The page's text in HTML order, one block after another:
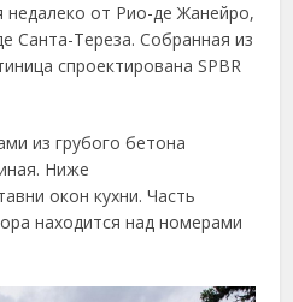
недалеко от Рио-де Жанейро,
Санта-Тереза. Собранная из
спроектирована SPBR
из грубого бетона
Ниже
окон кухни. Часть
находится над номерами